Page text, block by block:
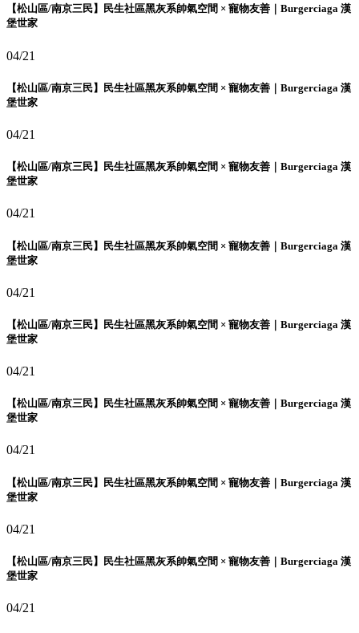
【松山區/南京三民】民生社區黑灰系帥氣空間 × 寵物友善｜Burgerciaga 漢
堡世家
04/21
【松山區/南京三民】民生社區黑灰系帥氣空間 × 寵物友善｜Burgerciaga 漢
堡世家
04/21
【松山區/南京三民】民生社區黑灰系帥氣空間 × 寵物友善｜Burgerciaga 漢
堡世家
04/21
【松山區/南京三民】民生社區黑灰系帥氣空間 × 寵物友善｜Burgerciaga 漢
堡世家
04/21
【松山區/南京三民】民生社區黑灰系帥氣空間 × 寵物友善｜Burgerciaga 漢
堡世家
04/21
【松山區/南京三民】民生社區黑灰系帥氣空間 × 寵物友善｜Burgerciaga 漢
堡世家
04/21
【松山區/南京三民】民生社區黑灰系帥氣空間 × 寵物友善｜Burgerciaga 漢
堡世家
04/21
【松山區/南京三民】民生社區黑灰系帥氣空間 × 寵物友善｜Burgerciaga 漢
堡世家
04/21